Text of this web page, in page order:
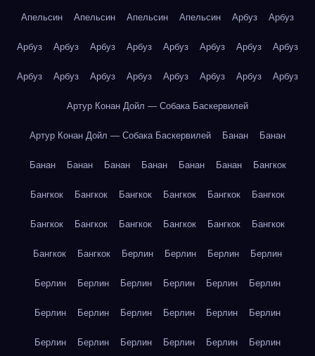
Апельсин Апельсин Апельсин Апельсин Арбуз Арбуз
Арбуз Арбуз Арбуз Арбуз Арбуз Арбуз Арбуз Арбуз
Арбуз Арбуз Арбуз Арбуз Арбуз Арбуз Арбуз Арбуз
Артур Конан Дойл — Собака Баскервилей
Артур Конан Дойл — Собака Баскервилей Банан Банан
Банан Банан Банан Банан Банан Банан Бангкок
Бангкок Бангкок Бангкок Бангкок Бангкок Бангкок
Бангкок Бангкок Бангкок Бангкок Бангкок Бангкок
Бангкок Бангкок Берлин Берлин Берлин Берлин
Берлин Берлин Берлин Берлин Берлин Берлин
Берлин Берлин Берлин Берлин Берлин Берлин
Берлин Берлин Берлин Берлин Берлин Берлин